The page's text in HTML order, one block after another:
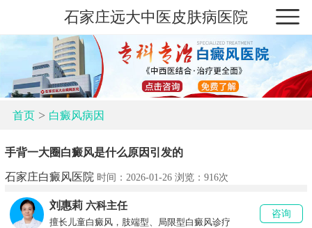
石家庄远大中医皮肤病医院
首页> 白癜风病因
手背一大圈白癜风是什么原因引发的
石家庄白癜风医院 时间：2026-01-26 浏览： 916次
刘惠莉 六科主任
擅长儿童白癜风，肢端型、局限型白癜风诊疗
咨询